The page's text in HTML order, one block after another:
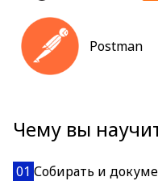
Postman
Чему вы
01 Собирать и